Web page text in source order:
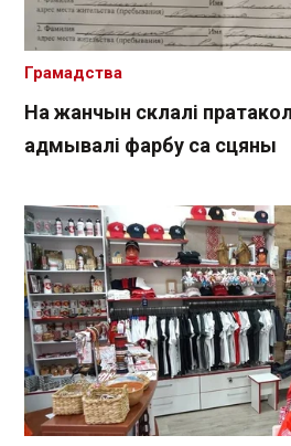
На жанчын склалі
адмывалі фарбу са сцяны
Грамадства